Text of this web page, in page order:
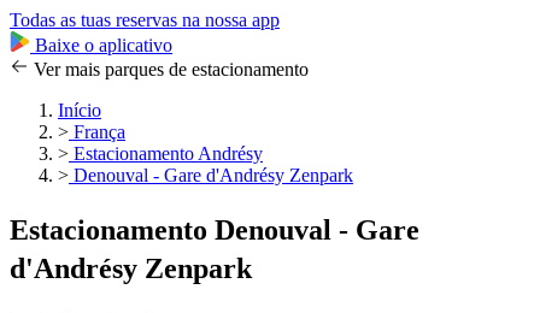
Todas as tuas reservas na nossa app
Baixe o aplicativo
Ver mais parques de estacionamento
Início
> França
> Estacionamento Andrésy
> Denouval - Gare d'Andrésy Zenpark
Estacionamento Denouval - Gare
d'Andrésy Zenpark